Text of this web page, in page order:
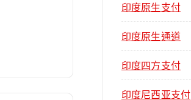
印度原生支付
印度原生通道
印度四方支付
印度尼西亚支付